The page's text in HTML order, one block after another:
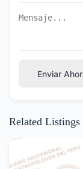
Enviar
Related Listings